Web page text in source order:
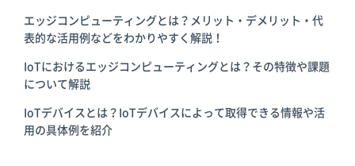
エッジコンピューティングとは？メリット・デメリット・代
表的な活用例などをわかりやすく解説！
IoTにおけるエッジコンピューティングとは？その特徴や課題
について解説
IoTデバイスとは？IoTデバイスによって取得できる情報や活
用の具体例を紹介